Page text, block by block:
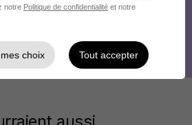
notre Politique de confidentialité et notre
choix Tout accepter